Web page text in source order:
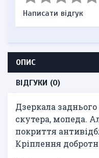
Написати відгук
ОПИС
ВІДГУКИ (0)
Дзеркала
скутера, мопеда.
покриття
Кріплення